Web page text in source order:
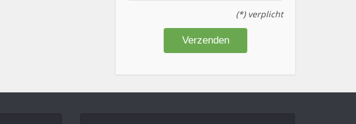
(*) verplicht